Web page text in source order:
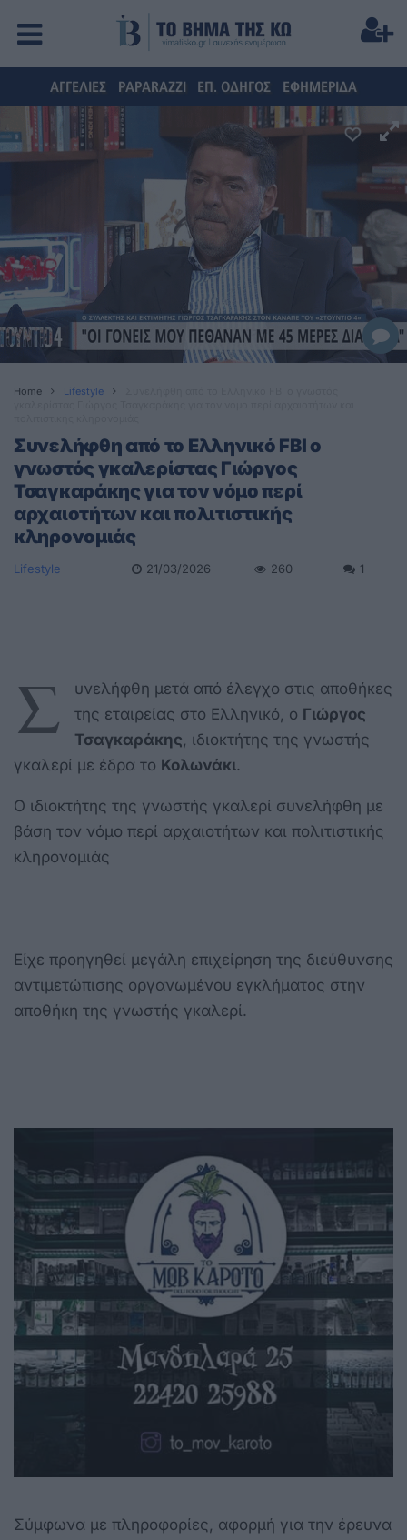
ΑΓΓΕΛΙΕΣ PAPARAZZI ΕΠ. ΟΔΗΓΟΣ ΕΦΗΜΕΡΙΔΑ
Home Lifestyle
Συνελήφθη από το Ελληνικό FBI ο
γνωστός γκαλερίστας Γιώργος
Τσαγκαράκης για τον νόμο περί
αρχαιοτήτων και πολιτιστικής
κληρονομιάς
Lifestyle 21/03/2026 260 1
Σ
υνελήφθη μετά από έλεγχο στις αποθήκες
της εταιρείας στο Ελληνικό, ο Γιώργος
Τσαγκαράκης , ιδιοκτήτης της γνωστής
γκαλερί με έδρα το Κολωνάκι.
Ο ιδιοκτήτης της γνωστής γκαλερί συνελήφθη με
βάση τον νόμο περί αρχαιοτήτων και πολιτιστικής
κληρονομιάς
Είχε προηγηθεί μεγάλη επιχείρηση της διεύθυνσης
αντιμετώπισης οργανωμένου εγκλήματος στην
αποθήκη της γνωστής γκαλερί.
Σύμφωνα με πληροφορίες, αφορμή για την έρευνα